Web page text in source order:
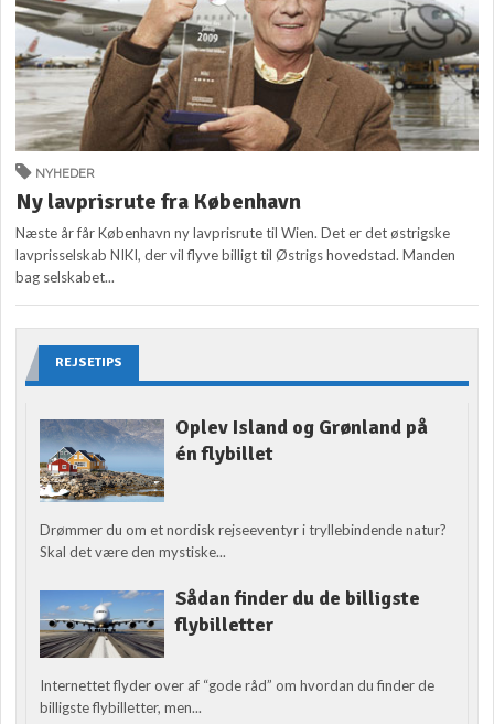
NYHEDER
Ny lavprisrute fra København
Næste år får København ny lavprisrute til Wien. Det er det østrigske
lavprisselskab NIKI, der vil flyve billigt til Østrigs hovedstad. Manden
bag selskabet...
REJSETIPS
Oplev Island og Grønland på
én flybillet
Drømmer du om et nordisk rejseeventyr i tryllebindende natur?
Skal det være den mystiske...
Sådan finder du de billigste
flybilletter
Internettet flyder over af “gode råd” om hvordan du finder de
billigste flybilletter, men...